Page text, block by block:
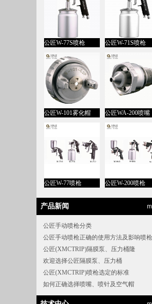
公匠W-77S喷枪 公匠W-71S喷枪
公匠W-101雾化帽 公匠WA-200喷嘴
公匠W-77喷枪 公匠W-200喷枪
产品新闻
公匠手动喷枪分类
公匠手动喷枪正确的使用方法及影响喷
公匠(XMCTRIP)隔膜泵、压力桶隆
欢迎选择公匠隔膜泵、压力桶
公匠(XMCTRIP)喷枪选定的标准
如何正确选择喷嘴、喷针及空气帽